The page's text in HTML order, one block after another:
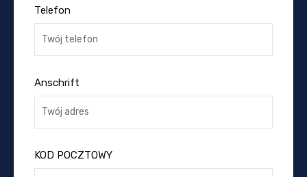
Telefon
Anschrift
KOD POCZTOWY